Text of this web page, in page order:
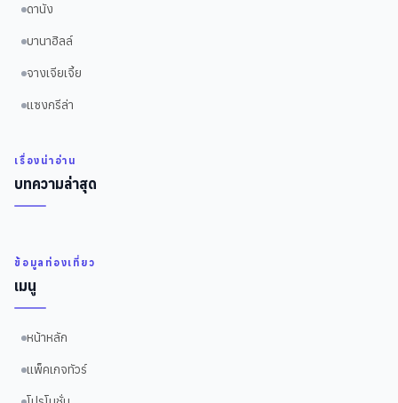
ดานัง
บานาฮิลล์
จางเจียเจี้ย
แซงกรีล่า
เรื่องน่าอ่าน
บทความล่าสุด
ข้อมูลท่องเที่ยว
เมนู
หน้าหลัก
แพ็คเกจทัวร์